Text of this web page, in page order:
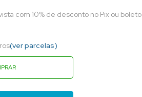
com 10% de desconto no Pix ou boleto
(ver parcelas)